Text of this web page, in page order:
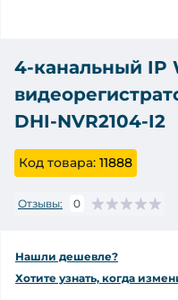
4-канальный IP
DHI-NVR2104-I2
Код товара: 11888
Отзывы: 0
Нашли дешевле?
Хотите узнать, когда